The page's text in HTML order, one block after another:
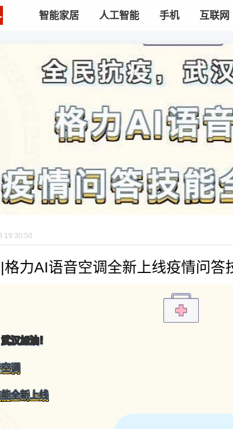
智能家居 人工智能 手机 互联网
19:30:50
格力AI语音空调全新上线疫情问答
汉加油！
调
全新上线